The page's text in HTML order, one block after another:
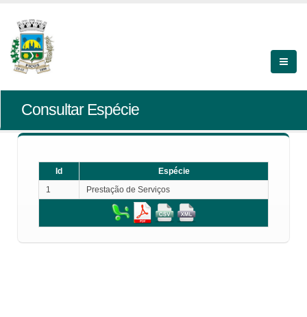
Consultar Espécie
Id
Espécie
1
Prestação de Serviços